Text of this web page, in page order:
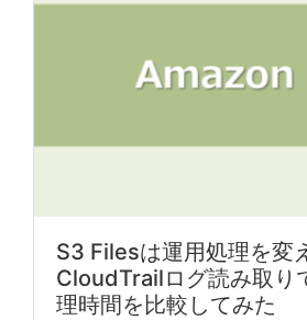
S3 Filesは運用処理を変
CloudTrailログ読み取り
理時間を比較してみた